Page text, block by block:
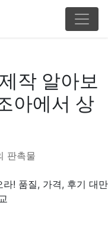
작 알아보
아에서 상
! 품질, 가격, 후기 대만